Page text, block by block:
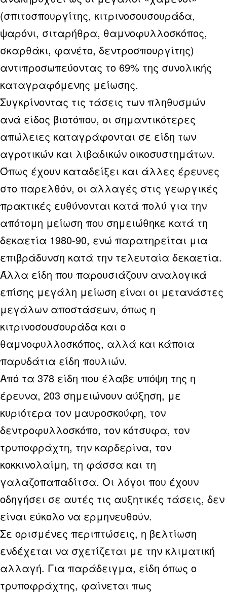
(σπιτοσπουργίτης, κιτρινοσουσουράδα,
ψαρόνι, σιταρήθρα, θαμνοφυλλοσκόπος,
σκαρθάκι, φανέτο, δεντροσπουργίτης)
αντιπροσωπεύοντας το 69% της συνολικής
καταγραφόμενης μείωσης.
Συγκρίνοντας τις τάσεις των πληθυσμών
ανά είδος βιοτόπου, οι σημαντικότερες
απώλειες καταγράφονται σε είδη των
αγροτικών και λιβαδικών οικοσυστημάτων.
Όπως έχουν καταδείξει και άλλες έρευνες
στο παρελθόν, οι αλλαγές στις γεωργικές
πρακτικές ευθύνονται κατά πολύ για την
απότομη μείωση που σημειώθηκε κατά τη
δεκαετία 1980-90, ενώ παρατηρείται μια
επιβράδυνση κατά την τελευταία δεκαετία.
Άλλα είδη που παρουσιάζουν αναλογικά
επίσης μεγάλη μείωση είναι οι μετανάστες
μεγάλων αποστάσεων, όπως η
κιτρινοσουσουράδα και ο
θαμνοφυλλοσκόπος, αλλά και κάποια
παρυδάτια είδη πουλιών.
Από τα 378 είδη που έλαβε υπόψη της η
έρευνα, 203 σημειώνουν αύξηση, με
κυριότερα τον μαυροσκούφη, τον
δεντροφυλλοσκόπο, τον κότσυφα, τον
τρυποφράχτη, την καρδερίνα, τoν
κοκκινολαίμη, τη φάσσα και τη
γαλαζοπαπαδίτσα. Οι λόγοι που έχουν
οδηγήσει σε αυτές τις αυξητικές τάσεις, δεν
είναι εύκολο να ερμηνευθούν.
Σε ορισμένες περιπτώσεις, η βελτίωση
ενδέχεται να σχετίζεται με την κλιματική
αλλαγή. Για παράδειγμα, είδη όπως ο
τρυποφράχτης, φαίνεται πως